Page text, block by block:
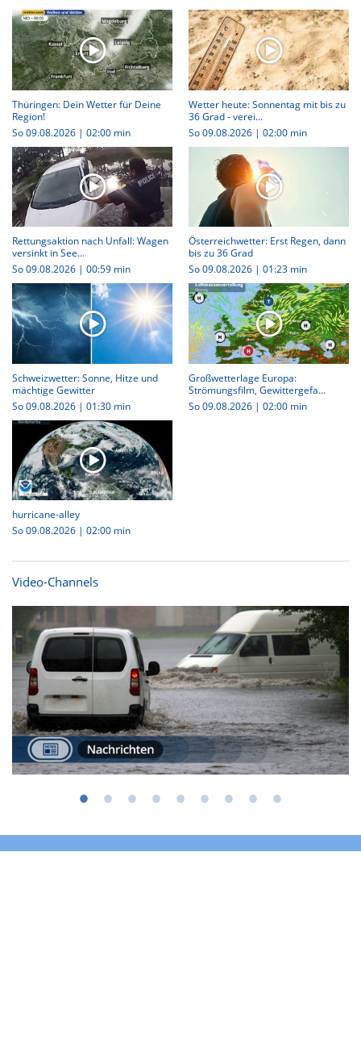
Thüringen: Dein Wetter für Deine
Region!
So 09.08.2026 | 02:00 min
Wetter heute: Sonnentag mit bis zu
36 Grad - verei...
So 09.08.2026 | 02:00 min
Rettungsaktion nach Unfall: Wagen
versinkt in See...
So 09.08.2026 | 00:59 min
Österreichwetter: Erst Regen, dann
bis zu 36 Grad
So 09.08.2026 | 01:23 min
Schweizwetter: Sonne, Hitze und
mächtige Gewitter
So 09.08.2026 | 01:30 min
Großwetterlage Europa:
Strömungsfilm, Gewittergefa...
So 09.08.2026 | 02:00 min
hurricane-alley
So 09.08.2026 | 02:00 min
Video-Channels